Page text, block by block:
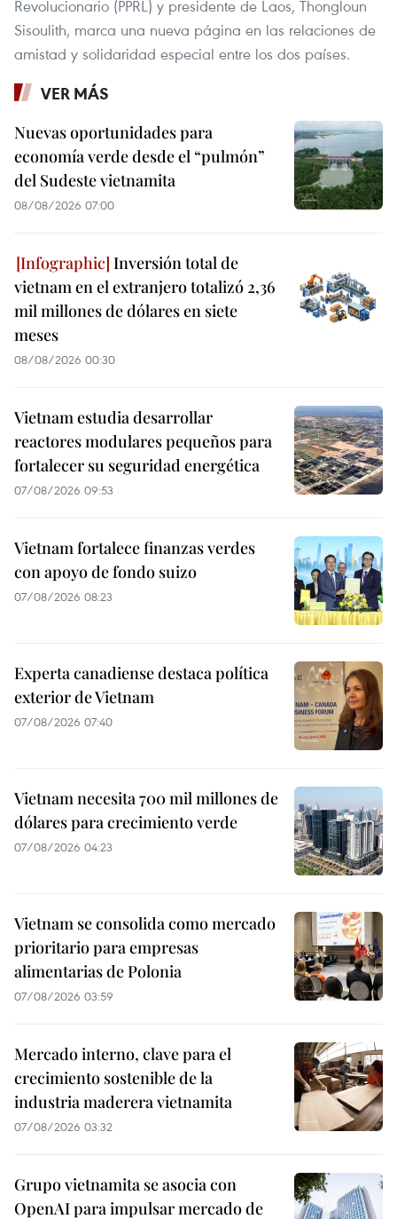
Revolucionario (PPRL) y presidente de Laos, Thongloun
Sisoulith, marca una nueva página en las relaciones de
amistad y solidaridad especial entre los dos países.
VER MÁS
Nuevas oportunidades para
economía verde desde el “pulmón”
del Sudeste vietnamita
08/08/2026 07:00
Inversión total de
vietnam en el extranjero totalizó 2,36
mil millones de dólares en siete
meses
08/08/2026 00:30
Vietnam estudia desarrollar
reactores modulares pequeños para
fortalecer su seguridad energética
07/08/2026 09:53
Vietnam fortalece finanzas verdes
con apoyo de fondo suizo
07/08/2026 08:23
Experta canadiense destaca política
exterior de Vietnam
07/08/2026 07:40
Vietnam necesita 700 mil millones de
dólares para crecimiento verde
07/08/2026 04:23
Vietnam se consolida como mercado
prioritario para empresas
alimentarias de Polonia
07/08/2026 03:59
Mercado interno, clave para el
crecimiento sostenible de la
industria maderera vietnamita
07/08/2026 03:32
Grupo vietnamita se asocia con
OpenAI para impulsar mercado de